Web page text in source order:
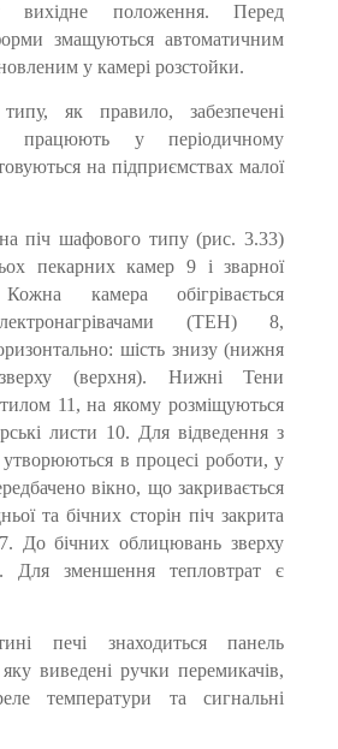
вихідне положення. Перед
змащуються автоматичним
у камері розстойки.
як правило, забезпечені
працюють у періодичному
на підприємствах малої
піч шафового типу (рис. 3.33)
пекарних камер 9 і зварної
камера обігрівається
(ТЕН) 8,
шість знизу (нижня
(верхня). Нижні Тени
11, на якому розміщуються
листи 10. Для відведення з
в процесі роботи, у
вікно, що закривається
та бічних сторін піч закрита
До бічних облицювань зверху
Для зменшення тепловтрат є
печі знаходиться панель
виведені ручки перемикачів,
температури та сигнальні